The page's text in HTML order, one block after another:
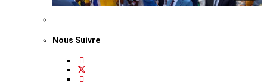
Nous Suivre